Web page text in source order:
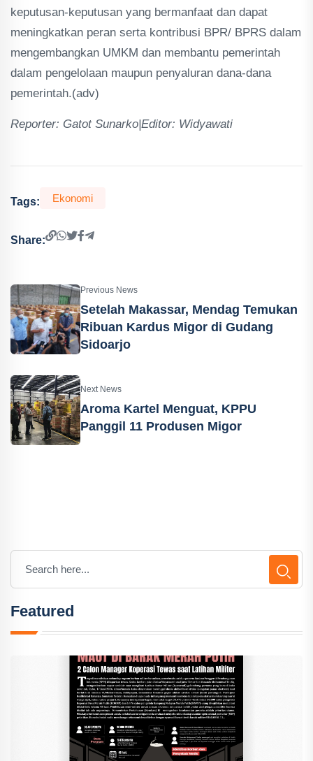
keputusan-keputusan yang bermanfaat dan dapat
meningkatkan peran serta kontribusi BPR/ BPRS dalam
mengembangkan UMKM dan membantu pemerintah
dalam pengelolaan maupun penyaluran dana-dana
pemerintah.(adv)
Reporter: Gatot Sunarko|Editor: Widyawati
Tags: Ekonomi
Share:
Previous News
Setelah Makassar, Mendag Temukan
Ribuan Kardus Migor di Gudang
Sidoarjo
Next News
Aroma Kartel Menguat, KPPU
Panggil 11 Produsen Migor
Featured